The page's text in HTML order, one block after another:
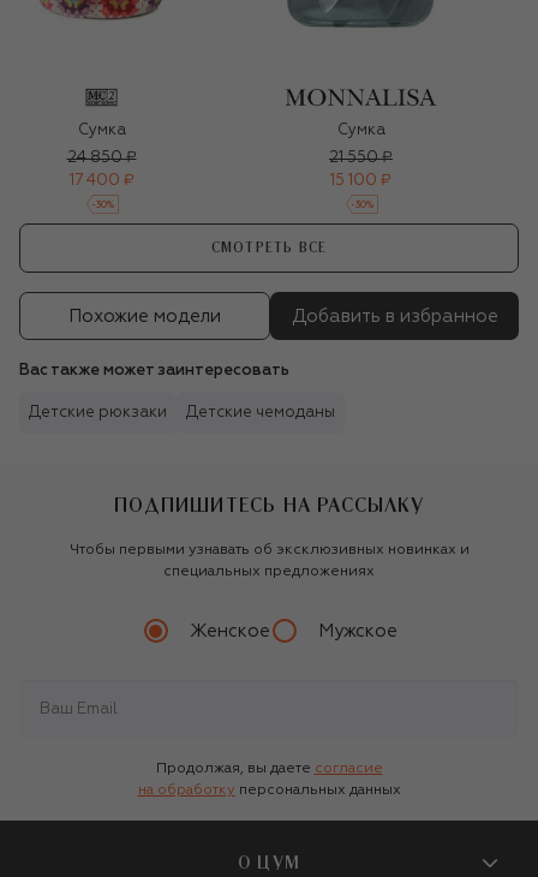
Сумка
24 850 ₽
17 400 ₽
-30%
Сумка
21 550 ₽
15 100 ₽
-30%
СМОТРЕТЬ ВСЕ
Похожие модели Добавить в избранное
Вас также может заинтересовать
Детские рюкзаки Детские чемоданы
ПОДПИШИТЕСЬ НА РАССЫЛКУ
Чтобы первыми узнавать об эксклюзивных новинках и
специальных предложениях
Женское Мужское
Продолжая, вы даете согласие
на обработку персональных данных
О ЦУМ